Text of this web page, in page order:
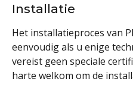
Installatie
Het installatieproces van
eenvoudig als u enige
vereist geen speciale
harte welkom om de